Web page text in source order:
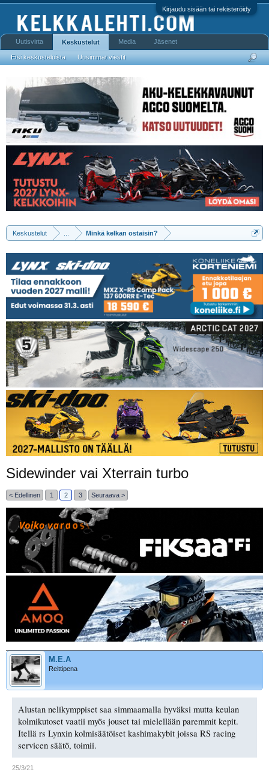
Kirjaudu sisään tai rekisteröidy
Keskustelut ... Minkä kelkan ostaisin?
Sidewinder vai Xterrain turbo
< Edellinen 1 2 3 Seuraava >
M.E.A
Reittipena
Alustan nelikymppiset saa simmaamalla hyväksi mutta keulan
kolmikutoset vaatii myös jouset tai mielellään paremmit kepit.
Itellä rs Lynxin kolmisäätöiset kashimakybit joissa RS racing
servicen säätö, toimii.
25/3/21
Uutisvirta Keskustelut
Etsi keskusteluista Uusimmat viestit
Media Jäsenet